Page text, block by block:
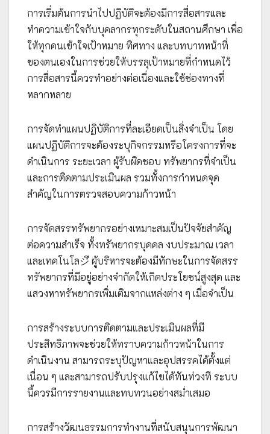
การเริ่มต้นการนำไปปฏิบัติจะต้องมีการสื่อสารและ
ทำความเข้าใจกับบุคลากรทุกระดับในสถานศึกษา เพื่อ
ให้ทุกคนเข้าใจเป้าหมาย ทิศทาง และบทบาทหน้าที่
ของตนเองในการช่วยให้บรรลุเป้าหมายที่กำหนดไว้
การสื่อสารนี้ควรทำอย่างต่อเนื่องและใช้ช่องทางที่
หลากหลาย
การจัดทำแผนปฏิบัติการที่ละเอียดเป็นสิ่งจำเป็น โดย
แผนปฏิบัติการจะต้องระบุกิจกรรมหรือโครงการที่จะ
ดำเนินการ ระยะเวลา ผู้รับผิดชอบ ทรัพยากรที่จำเป็น
และการติดตามประเมินผล รวมทั้งการกำหนดจุด
สำคัญในการตรวจสอบความก้าวหน้า
การจัดสรรทรัพยากรอย่างเหมาะสมเป็นปัจจัยสำคัญ
ต่อความสำเร็จ ทั้งทรัพยากรบุคคล งบประมาณ เวลา
และเทคโนโลジี ผู้บริหารจะต้องมีทักษะในการจัดสรร
ทรัพยากรที่มีอยู่อย่างจำกัดให้เกิดประโยชน์สูงสุด และ
แสวงหาทรัพยากรเพิ่มเติมจากแหล่งต่าง ๆ เมื่อจำเป็น
การสร้างระบบการติดตามและประเมินผลที่มี
ประสิทธิภาพจะช่วยให้ทราบความก้าวหน้าในการ
ดำเนินงาน สามารถระบุปัญหาและอุปสรรคได้ตั้งแต่
เนื่อน ๆ และสามารถปรับปรุงแก้ไขได้ทันท่วงที ระบบ
นี้ควรมีการรายงานและทบทวนอย่างสม่ำเสมอ
การสร้างวัฒนธรรมการทำงานที่สนับสนุนการพัฒนา